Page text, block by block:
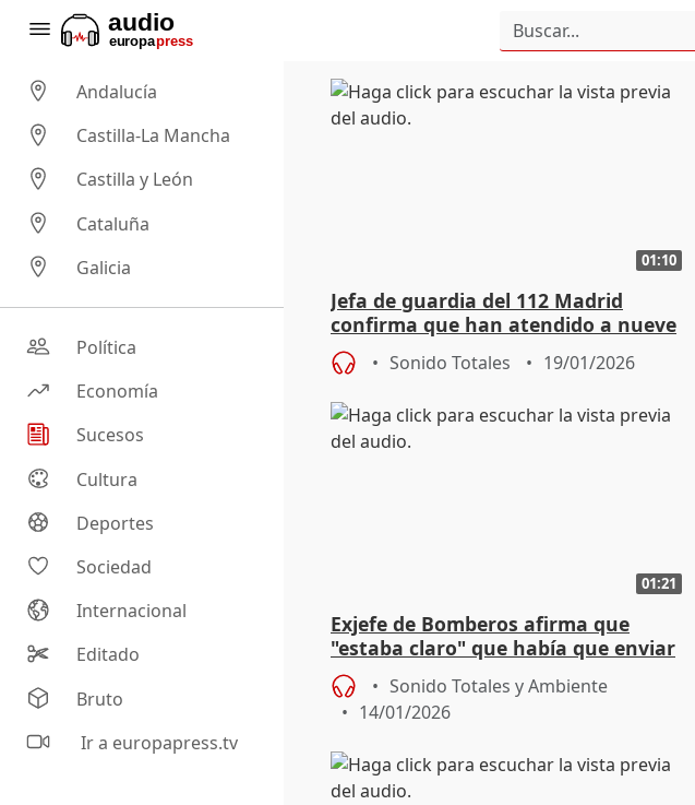
Andalucía
Castilla-La Mancha
Castilla y León
Cataluña
Galicia
Política
Economía
Sucesos
Cultura
Deportes
Sociedad
Internacional
Editado
Bruto
Ir a europapress.tv
01:10
Jefa de guardia del 112 Madrid
confirma que han atendido a nueve
personas del accidente
Sonido Totales 19/01/2026
01:21
Exjefe de Bomberos afirma que
"estaba claro" que había que enviar
el Es Alert
Sonido Totales y Ambiente
14/01/2026